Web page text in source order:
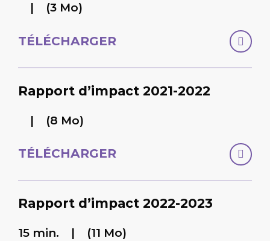
(3 Mo)
TÉLÉCHARGER
Rapport d’impact 2021-2022
(8 Mo)
TÉLÉCHARGER
Rapport d’impact 2022-2023
15 min. (11 Mo)